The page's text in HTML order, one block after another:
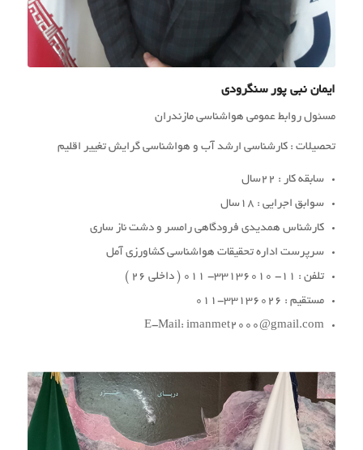
ایمان نبی پور سنگرودی
مسئول روابط عمومی هواشناسی مازندران
تحصیلات : کارشناسی ارشد آب و هواشناسی گرایش تغییر اقلیم
سابقه کار : 22سال
سوابق اجرایی : 18سال
کارشناس همدیدی فرودگاهی رامسر و دشت ناز ساری
سرپرست اداره تحقیقات هواشناسی کشاورزی آمل
تلفن : 11- 33136010- 011 ( داخلی 26 )
مستقیم : 33136026-011
E-Mail: imanmet2000@gmail.com